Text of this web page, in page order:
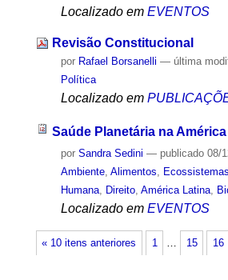
Localizado em EVENTOS
Revisão Constitucional
por Rafael Borsanelli — última
Política
Localizado em
Saúde Planetária na
porSandra Sedini — publicado 08/
Ambiente,Alimentos, Ecossistemas
Humana, Direito,América Latina,
Localizado em EVENTOS
« 10 itens anteriores 1 15 16